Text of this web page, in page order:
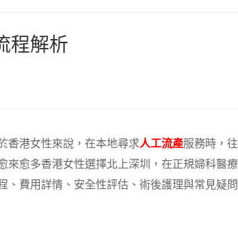
程解析
香港女性來說，在本地尋求人工流產服務時，
來愈多香港女性選擇北上深圳，在正規婦科醫
、費用詳情、安全性評估、術後護理與常見疑